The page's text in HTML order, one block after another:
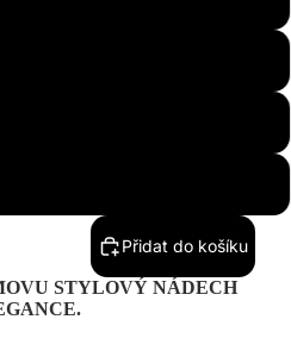
Přidat do košíku
STYLOVÝ NÁDECH